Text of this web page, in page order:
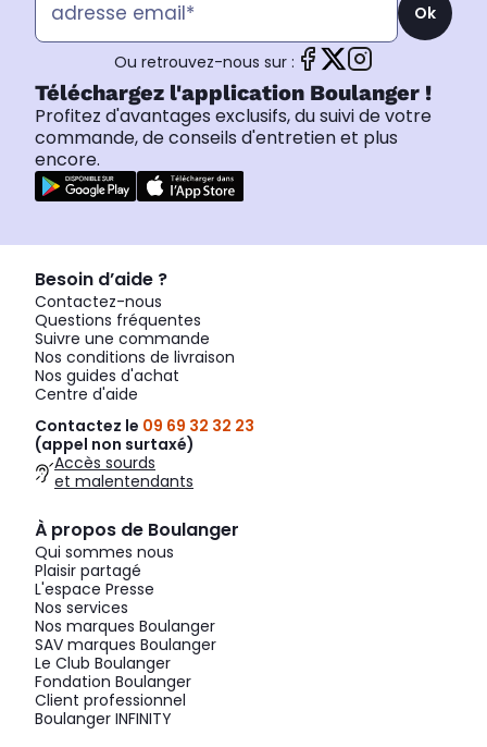
Ok
Ou retrouvez-nous sur :
Téléchargez l'application Boulanger !
Profitez d'avantages exclusifs, du suivi de votre
commande, de conseils d'entretien et plus
encore.
Besoin d’aide ?
Contactez-nous
Questions fréquentes
Suivre une commande
Nos conditions de livraison
Nos guides d'achat
Centre d'aide
Contactez le 09 69 32 32 23
(appel non surtaxé)
Accès sourds
et malentendants
À propos de Boulanger
Qui sommes nous
Plaisir partagé
L'espace Presse
Nos services
Nos marques Boulanger
SAV marques Boulanger
Le Club Boulanger
Fondation Boulanger
Client professionnel
Boulanger INFINITY